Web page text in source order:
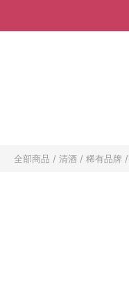
全部商品 / 清酒 / 稀有品牌 /